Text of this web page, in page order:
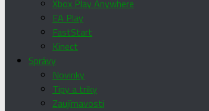
Xbox Play Anywhere
EA Play
FastStart
Kinect
Správy
Novinky
Tipy a triky
Zaujímavosti